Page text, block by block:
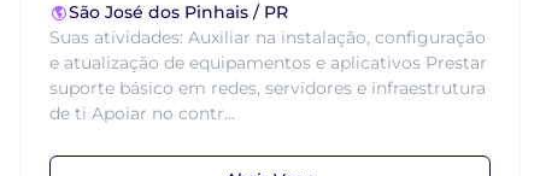
São José dos Pinhais / PR
Suas atividades: Auxiliar na instalação, configuração
e atualização de equipamentos e aplicativos Prestar
suporte básico em redes, servidores e infraestrutura
de ti Apoiar no contr...